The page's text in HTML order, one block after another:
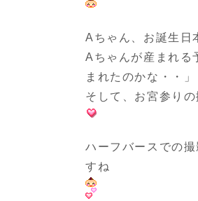
Aちゃん、お誕生日
Aちゃんが産まれる
まれたのかな・・
そして、お宮参り
ハーフバースでの
すね